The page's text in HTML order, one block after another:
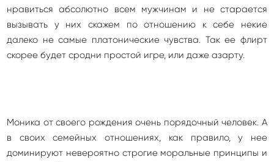
нравиться абсолютно всем мужчинам и не старается
вызывать у них скажем по отношению к себе некие
далеко не самые платонические чувства. Так ее флирт
скорее будет сродни простой игре, или даже азарту.
Моника от своего рождения очень порядочный человек. А
в своих семейных отношениях, как правило, у нее
доминируют невероятно строгие моральные принципы и